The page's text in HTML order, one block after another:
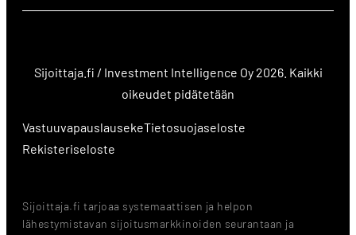
Sijoittaja.fi / Investment Intelligence Oy 2026. Kaikki
oikeudet pidätetään
VastuuvapauslausekeTietosuojaseloste
Rekisteriseloste
Sijoittaja.fi tarjoaa systemaattisen ja helpon
lähestymistavan sijoitusmarkkinoiden seurantaan ja